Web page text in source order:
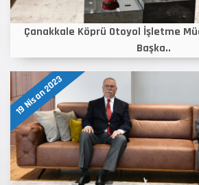
Çanakkale Köprü Otoyol İşletme
Başka..
19 Nisan 2023